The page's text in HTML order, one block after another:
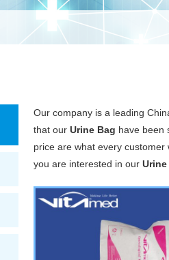
Our company is a leading
that our Urine Bag have been
price are what every
you are interested in our Urine